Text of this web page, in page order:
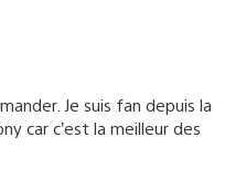
Je suis fan depuis la
car c’est la meilleur des